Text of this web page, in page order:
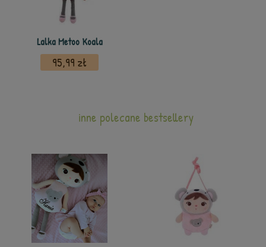
Lalka Metoo Koala
95,99 zł
inne polecane bestsellery